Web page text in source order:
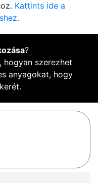
Kattints ide a
?
hogyan szerezhet
anyagokat, hogy